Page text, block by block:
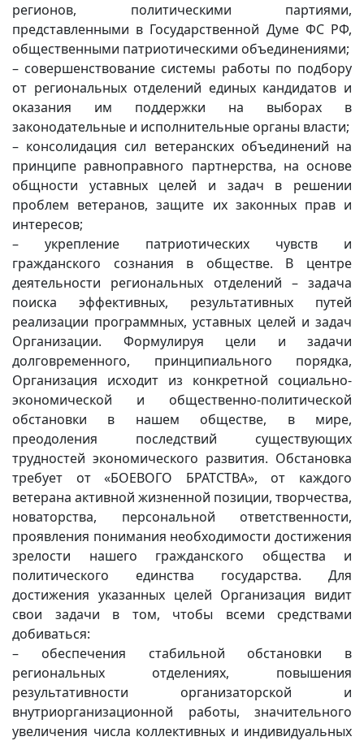
регионов, политическими партиями,
представленными в Государственной Думе ФС РФ,
общественными патриотическими объединениями;
– совершенствование системы работы по подбору
от региональных отделений единых кандидатов и
оказания им поддержки на выборах в
законодательные и исполнительные органы власти;
– консолидация сил ветеранских объединений на
принципе равноправного партнерства, на основе
общности уставных целей и задач в решении
проблем ветеранов, защите их законных прав и
интересов;
– укрепление патриотических чувств и
гражданского сознания в обществе. В центре
деятельности региональных отделений – задача
поиска эффективных, результативных путей
реализации программных, уставных целей и задач
Организации. Формулируя цели и задачи
долговременного, принципиального порядка,
Организация исходит из конкретной социально-
экономической и общественно-политической
обстановки в нашем обществе, в мире,
преодоления последствий существующих
трудностей экономического развития. Обстановка
требует от «БОЕВОГО БРАТСТВА», от каждого
ветерана активной жизненной позиции, творчества,
новаторства, персональной ответственности,
проявления понимания необходимости достижения
зрелости нашего гражданского общества и
политического единства государства. Для
достижения указанных целей Организация видит
свои задачи в том, чтобы всеми средствами
добиваться:
– обеспечения стабильной обстановки в
региональных отделениях, повышения
результативности организаторской и
внутриорганизационной работы, значительного
увеличения числа коллективных и индивидуальных